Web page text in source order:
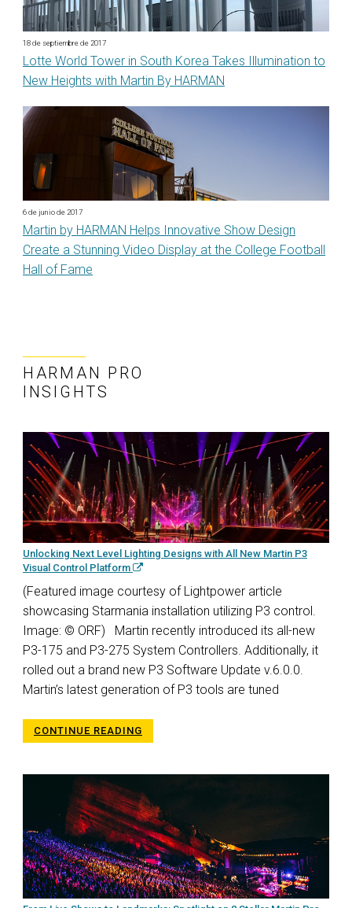
18 de septiembre de 2017
Lotte World Tower in South Korea Takes Illumination to
New Heights with Martin By HARMAN
6 de junio de 2017
Martin by HARMAN Helps Innovative Show Design
Create a Stunning Video Display at the College Football
Hall of Fame
HARMAN PRO
INSIGHTS
Unlocking Next Level Lighting Designs with All New Martin P3
Visual Control Platform
(Featured image courtesy of Lightpower article
showcasing Starmania installation utilizing P3 control.
Image: © ORF) Martin recently introduced its all-new
P3-175 and P3-275 System Controllers. Additionally, it
rolled out a brand new P3 Software Update v.6.0.0.
Martin’s latest generation of P3 tools are tuned
CONTINUE READING